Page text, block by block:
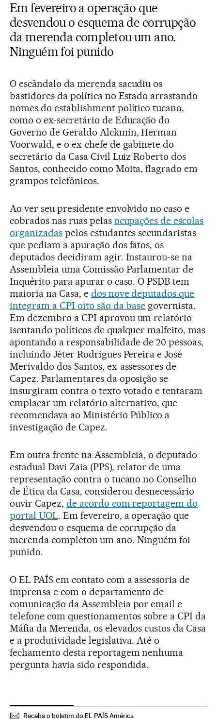
Em fevereiro a operação que
desvendou o esquema de corrupção
da merenda completou um ano.
Ninguém foi punido
O escândalo da merenda sacudiu os
bastidores da política no Estado arrastando
nomes do establishment político tucano,
como o ex-secretário de Educação do
Governo de Geraldo Alckmin, Herman
Voorwald, e o ex-chefe de gabinete do
secretário da Casa Civil Luiz Roberto dos
Santos, conhecido como Moita, flagrado em
grampos telefônicos.
Ao ver seu presidente envolvido no caso e
cobrados nas ruas pelas ocupações de escolas
organizadaspelos estudantes secundaristas
que pediam a apuração dos fatos, os
deputados decidiram agir. Instaurou-se na
Assembleia uma Comissão Parlamentar de
Inquérito para apurar o caso. O PSDB tem
maioria na Casa, e dos nove deputados que
integram a CPI oito são da base governista.
Em dezembro a CPI aprovou um relatório
isentando políticos de qualquer malfeito, mas
apontando a responsabilidade de 20 pessoas,
incluindo Jéter Rodrigues Pereira e José
Merivaldo dos Santos, ex-assessores de
Capez. Parlamentares da oposição se
insurgiram contra o texto votado e tentaram
emplacar um relatório alternativo, que
recomendava ao Ministério Público a
investigação de Capez.
Em outra frente na Assembleia, o deputado
estadual Davi Zaia (PPS), relator de uma
representação contra o tucano no Conselho
de Ética da Casa, considerou desnecessário
ouvir Capez, de acordo com reportagem do
portal UOL. Em fevereiro, a operação que
desvendou o esquema de corrupção da
merenda completou um ano. Ninguém foi
punido.
O EL PAÍS em contato com a assessoria de
imprensa e com o departamento de
comunicação da Assembleia por email e
telefone com questionamentos sobre a CPI da
Máfia da Merenda, os elevados custos da Casa
e a produtividade legislativa. Até o
fechamento desta reportagem nenhuma
pergunta havia sido respondida.
Receba o boletim do EL PAÍS América